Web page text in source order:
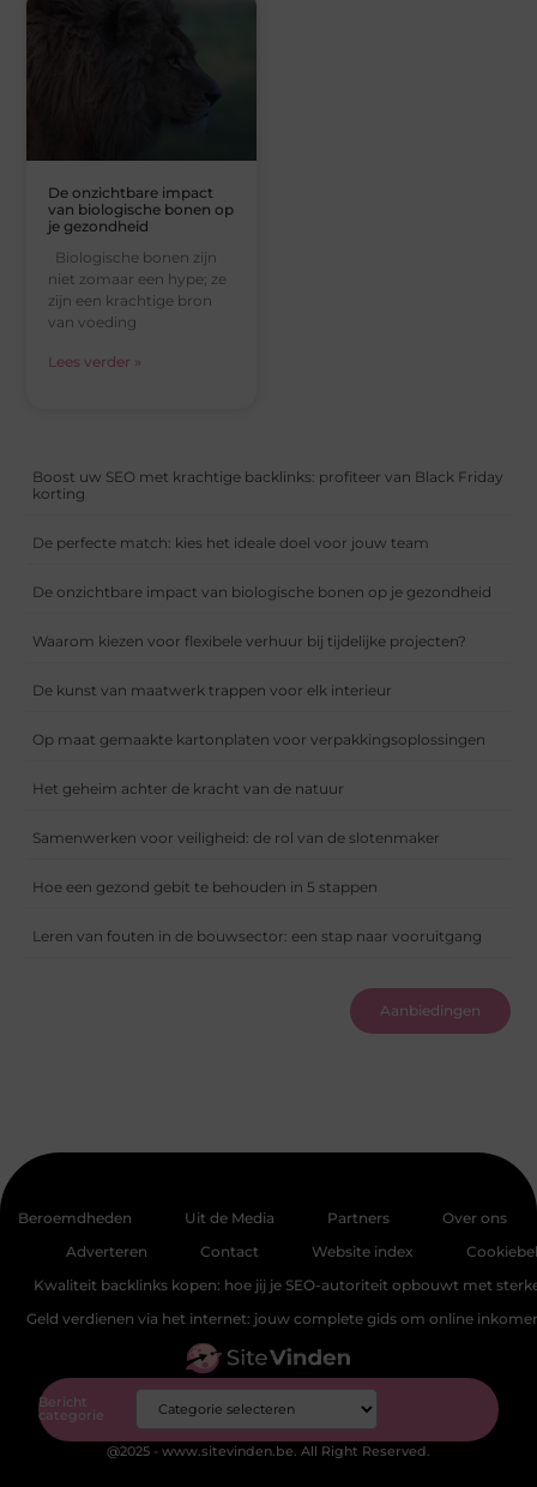
De onzichtbare impact
van biologische bonen op
je gezondheid
Biologische bonen zijn
niet zomaar een hype; ze
zijn een krachtige bron
van voeding
Lees verder »
Boost uw SEO met krachtige backlinks: profiteer van Black Friday
korting
De perfecte match: kies het ideale doel voor jouw team
De onzichtbare impact van biologische bonen op je gezondheid
Waarom kiezen voor flexibele verhuur bij tijdelijke projecten?
De kunst van maatwerk trappen voor elk interieur
Op maat gemaakte kartonplaten voor verpakkingsoplossingen
Het geheim achter de kracht van de natuur
Samenwerken voor veiligheid: de rol van de slotenmaker
Hoe een gezond gebit te behouden in 5 stappen
Leren van fouten in de bouwsector: een stap naar vooruitgang
Aanbiedingen
Beroemdheden Uit de Media Partners
Over ons
Adverteren
Contact Website index
Kwaliteit backlinks kopen: hoe jij je SEO-autoriteit opbouwt met
Geld verdienen via het internet: jouw complete gids om online
Bericht
categorie
@2025 - www.sitevinden.be. All Right Reserved.